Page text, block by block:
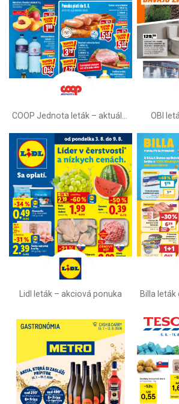
OBI
Lidl leták –⁠ akciová ponuka